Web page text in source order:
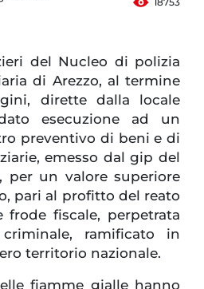
del Nucleo di polizia
di Arezzo, al termine
dirette dalla locale
esecuzione ad un
preventivo di beni e di
emesso dal gip del
per un valore superiore
pari al profitto del reato
fiscale, perpetrata
ramificato in
territorio nazionale.
fiamme gialle hanno